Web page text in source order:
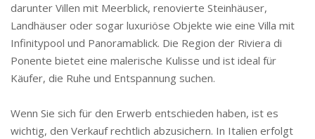
darunter Villen mit Meerblick, renovierte Steinhäuser,
Landhäuser oder sogar luxuriöse Objekte wie eine Villa mit
Infinitypool und Panoramablick. Die Region der Riviera di
Ponente bietet eine malerische Kulisse und ist ideal für
Käufer, die Ruhe und Entspannung suchen.
Wenn Sie sich für den Erwerb entschieden haben, ist es
wichtig, den Verkauf rechtlich abzusichern. In Italien erfolgt